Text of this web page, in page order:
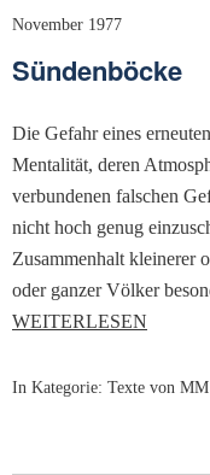
November 1977
Sündenböcke
Die Gefahr eines
Mentalität, deren
verbun­denen falschen
nicht hoch genug
Zusammenhalt kleinerer
oder ganzer Völker
WEITERLESEN
In Kategorie: Texte von MM